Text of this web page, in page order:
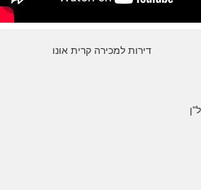
דירות למכירה קרית אונו